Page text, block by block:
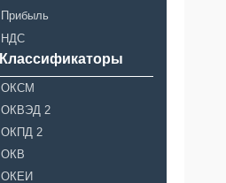
Прибыль
НДС
Классификаторы
ОКСМ
ОКВЭД 2
ОКПД 2
ОКВ
ОКЕИ